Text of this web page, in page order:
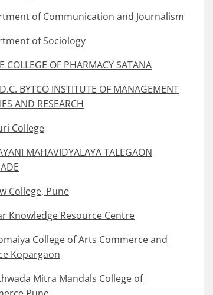
of Communication and Journalism
of Sociology
COLLEGE OF PHARMACY SATANA
BYTCO INSTITUTE OF MANAGEMENT
AND RESEARCH
College
MAHAVIDYALAYA TALEGAON
College, Pune
Knowledge Resource Centre
College of Arts Commerce and
Kopargaon
Mitra Mandals College of